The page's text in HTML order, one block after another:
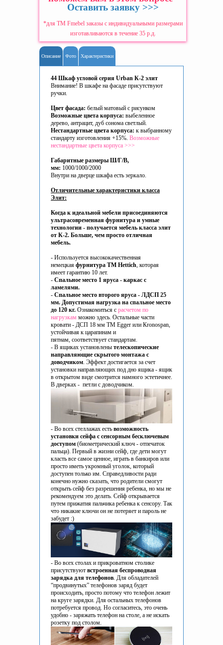
Оставить заявку >>>
*для ТМ Fmebel заказы с индивидуальными размерами
изготавливаются в течение 35 р.д.
Описание Фото Характеристики
44 Шкаф угловой серия Urban К-2 элит
Внимание! В шкафе на фасаде присутствуют
ручки.
Цвет фасада: белый матовый с рисунком
Возможные цвета корпуса: выбеленное
дерево, антрацит, дуб сонома светлый.
Нестандартные цвета корпуса: к выбранному
стандарту изготовления +15%. Возможные
нестандартные цвета корпуса >>>
Габаритные размеры Ш/Г/В,
мм: 1000/1000/2000
Внутри на дверце шкафа есть зеркало.
Отличительные характеристики класса
Элит:
Когда к идеальной мебели присоединяются
ультрасовременная фурнитура и умные
технологии - получается мебель класса элит
от К-2. Больше, чем просто отличная
мебель.
- Используется высококачественная
немецкая фурнитура ТМ Hettich, которая
имеет гарантию 10 лет.
- Спальное место 1 яруса - каркас с
ламелями.
- Спальное место второго яруса - ЛДСП 25
мм. Допустимая нагрузка на спальное место
до 120 кг. Ознакомиться с расчетом по
нагрузкам можно здесь. Остальные части
кровати - ДСП 18 мм ТМ Egger или Кronospan,
устойчивая к царапинам и
пятнам, соответствует стандартам.
- В ящиках установлены телескопические
направляющие скрытого монтажа c
доводчиком. Эффект достигается за счет
установки направляющих под дно ящика - ящик
в открытом виде смотрится намного эстетичнее.
В дверках - петли с доводчиком.
- Во всех стеллажах есть возможность
установки сейфа с сенсорным бесключевым
доступом (биометрический ключ - отпечаток
пальца). Первый в жизни сейф, где дети могут
класть все самое ценное, играть в банкиров или
просто иметь укромный уголок, который
доступен только им. Справедливости ради
конечно нужно сказать, что родители смогут
открыть сейф без разрешения ребенка, но мы не
рекомендуем это делать. Сейф открывается
путем прижатия пальчика ребенка к сенсору. Так
что никакие ключи он не потеряет и пароль не
забудет :)
- Во всех столах и прикроватном столике
присутствуют встроенная беспроводная
зарядка для телефонов . Для обладателей
“продвинутых” телефонов заряд будет
происходить, просто потому что телефон лежит
на круге зарядки. Для остальных телефонов
потребуется провод. Но согласитесь, это очень
удобно - заряжать телефон на столе, а не искать
розетку под столом.